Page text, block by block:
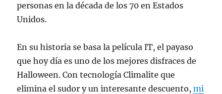
personas en la década de los 70 en Estados
Unidos.
En su historia se basa la película IT, el payaso
que hoy día es uno de los mejores disfraces de
Halloween. Con tecnología Climalite que
elimina el sudor y un interesante descuento,mi